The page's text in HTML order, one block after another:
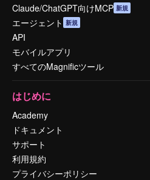
Claude/ChatGPT向けMCP 新規
エージェント 新規
API
モバイルアプリ
すべてのMagnificツール
はじめに
Academy
ドキュメント
サポート
利用規約
プライバシーポリシー